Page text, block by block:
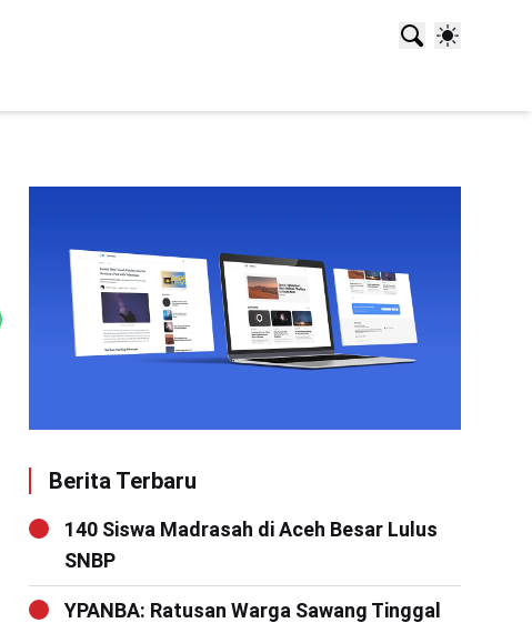
Berita Terbaru
140 Siswa Madrasah di Aceh Besar Lulus
SNBP
YPANBA: Ratusan Warga Sawang Tinggal